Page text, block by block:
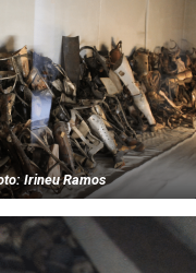
Irineu Ramos